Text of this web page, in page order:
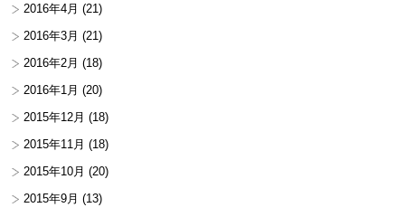
2016年4月 (21)
2016年3月 (21)
2016年2月 (18)
2016年1月 (20)
2015年12月 (18)
2015年11月 (18)
2015年10月 (20)
2015年9月 (13)